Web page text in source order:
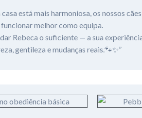
casa está mais harmoniosa, os nossos
melhor como equipa.
Rebeca o suficiente — a sua
gentileza e mudanças reais.🐾✨”